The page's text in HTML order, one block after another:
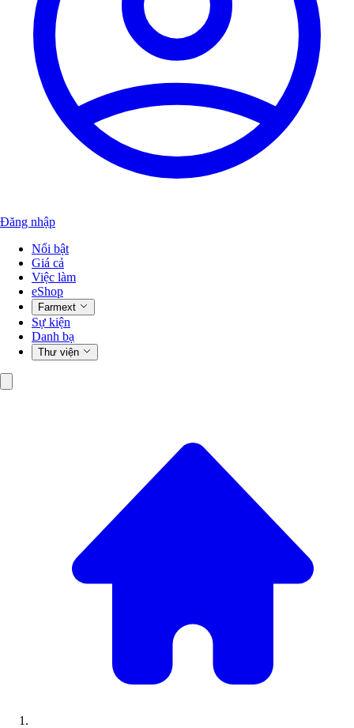
Đăng nhập
Nổi bật
Giá cả
Việc làm
eShop
Farmext
Sự kiện
Danh bạ
Thư viện